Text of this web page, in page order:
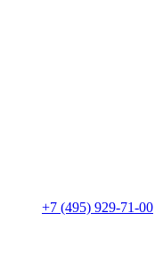
+7 (495) 929-71-00